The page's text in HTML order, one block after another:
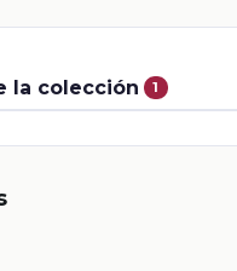
la colección 1